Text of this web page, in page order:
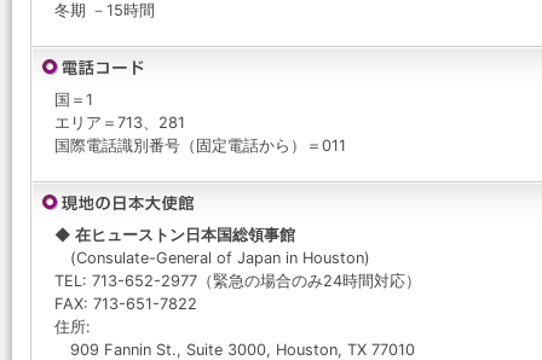
冬期 －15時間
国＝1
エリア＝713、281
国際電話識別番号（固定電話から）＝011
◆ 在ヒューストン日本国総領事館
(Consulate-General of Japan in Houston)
TEL: 713-652-2977（緊急の場合のみ24時間対応）
FAX: 713-651-7822
住所:
909 Fannin St., Suite 3000, Houston, TX 77010